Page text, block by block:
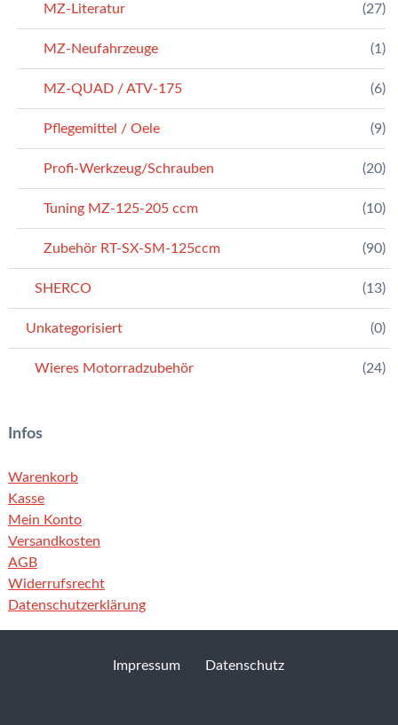
MZ-Literatur (27)
MZ-Neufahrzeuge (1)
MZ-QUAD / ATV-175 (6)
Pflegemittel / Oele (9)
Profi-Werkzeug/Schrauben (20)
Tuning MZ-125-205 ccm (10)
Zubehör RT-SX-SM-125ccm (90)
SHERCO (13)
Unkategorisiert (0)
Wieres Motorradzubehör (24)
Infos
Warenkorb
Kasse
Mein Konto
Versandkosten
AGB
Widerrufsrecht
Datenschutzerklärung
Impressum Datenschutz